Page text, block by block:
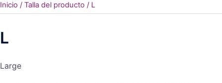
Inicio / Talla del producto / L
L
Large